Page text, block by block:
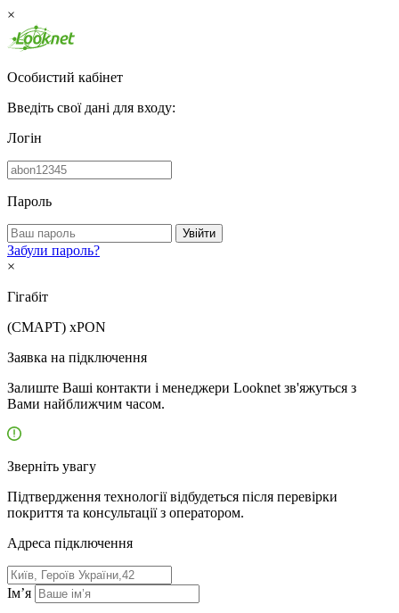
×
Особистий кабінет
Введіть свої дані для входу:
Логін
Пароль
Увійти
Забули пароль?
×
Гігабіт
(СМАРТ) xPON
Заявка на підключення
Залиште Ваші контакти і менеджери Looknet зв'яжуться з
Вами найближчим часом.
Зверніть увагу
Підтвердження технології відбудеться після перевірки
покриття та консультації з оператором.
Адресa підключення
Ім’я